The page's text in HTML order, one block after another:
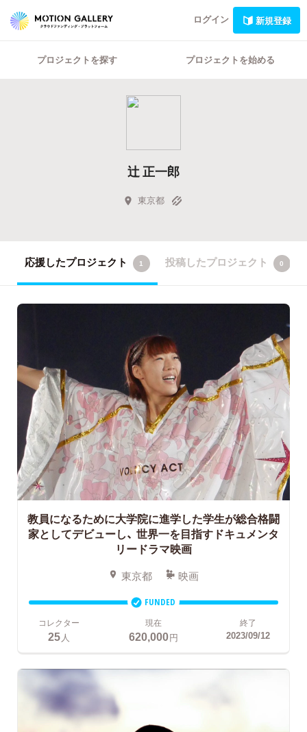
ログイン 新規登録
プロジェクトを探す プロジェクトを始める
辻 正一郎
東京都
応援したプロジェクト 1 投稿したプロジェクト 0
教員になるために大学院に進学した学生が総合格闘
家としてデビューし、 世界一を目指すドキュメンタ
リードラマ映画
東京都 映画
FUNDED
コレクター
25 人
現在
620,000円
終了
2023/09/12